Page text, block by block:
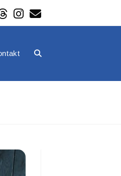
Website-